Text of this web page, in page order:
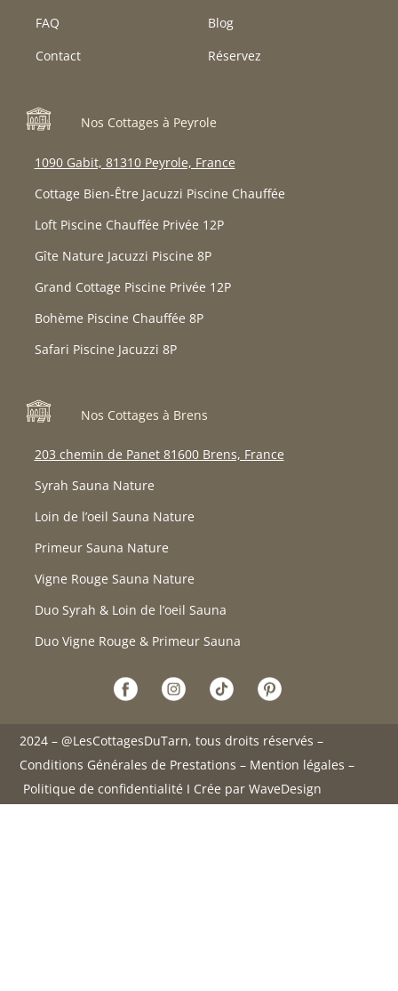
FAQ
Blog
Contact
Réservez
Nos Cottages à Peyrole
1090 Gabit, 81310 Peyrole, France
Cottage Bien-Être Jacuzzi Piscine Chauffée
Loft Piscine Chauffée Privée 12P
Gîte Nature Jacuzzi Piscine 8P
Grand Cottage Piscine Privée 12P
Bohème Piscine Chauffée 8P
Safari Piscine Jacuzzi 8P
Nos Cottages à Brens
203 chemin de Panet 81600 Brens, France
Syrah Sauna Nature
Loin de l’oeil Sauna Nature
Primeur Sauna Nature
Vigne Rouge Sauna Nature
Duo Syrah & Loin de l’oeil Sauna
Duo Vigne Rouge & Primeur Sauna
2024 – @LesCottagesDuTarn, tous droits réservés –
Conditions Générales de Prestations – Mention légales –
Politique de confidentialité I Crée parWaveDesign